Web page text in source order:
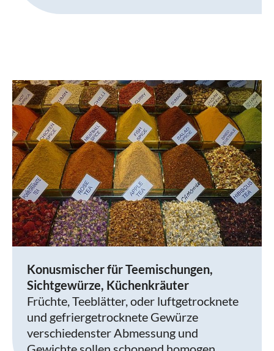
Konusmischer für Teemischungen,
Sichtgewürze, Küchenkräuter
Früchte, Teeblätter, oder luftgetrocknete
und gefriergetrocknete Gewürze
verschiedenster Abmessung und